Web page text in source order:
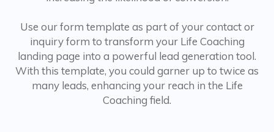
Use our form template as part of your contact or
inquiry form to transform your Life Coaching
landing page into a powerful lead generation tool.
With this template, you could garner up to twice as
many leads, enhancing your reach in the Life
Coaching field.